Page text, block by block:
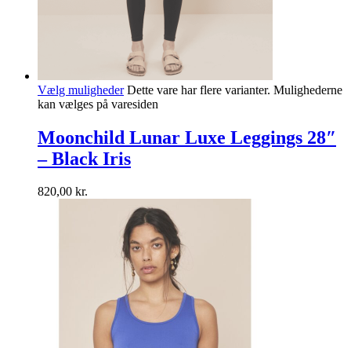
Vælg muligheder Dette vare har flere varianter. Mulighederne
kan vælges på varesiden
Moonchild Lunar Luxe Leggings 28″
– Black Iris
820,00 kr.